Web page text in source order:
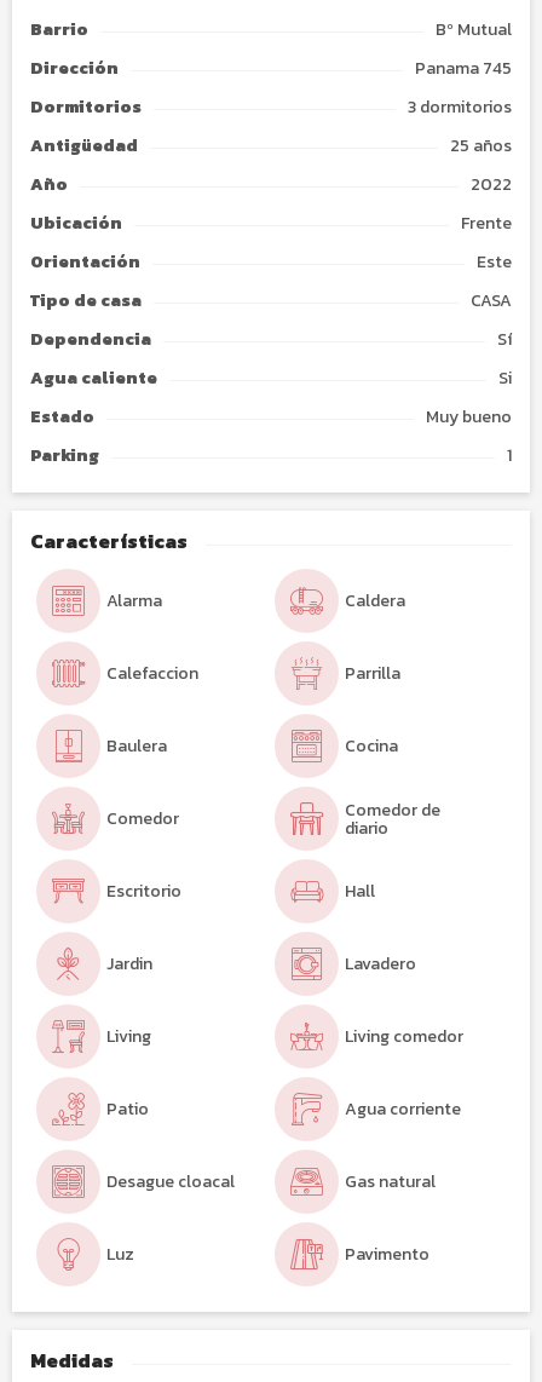
Barrio
Bº Mutual
Dirección
Panama 745
Dormitorios
3 dormitorios
Antigüedad
25 años
Año
2022
Ubicación
Frente
Orientación
Este
Tipo decasa
CASA
Dependencia
Sí
Agua caliente
Si
Estado
Muy bueno
Parking
1
Características
Alarma Caldera
Calefaccion Parrilla
Baulera Cocina
Comedor Comedor de
diario
Escritorio Hall
Jardin Lavadero
Living Living comedor
Patio Agua corriente
Desague cloacal Gas natural
Luz Pavimento
Medidas